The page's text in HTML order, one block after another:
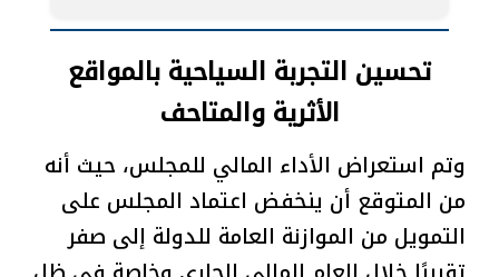
تحسين التجربة السياحية بالمواقع
الأثرية والمتاحف
وتم استعراض الأداء المالي للمجلس، حيث أنه
من المتوقع أن ينخفض اعتماد المجلس على
التمويل من الموازنة العامة للدولة إلى صفر